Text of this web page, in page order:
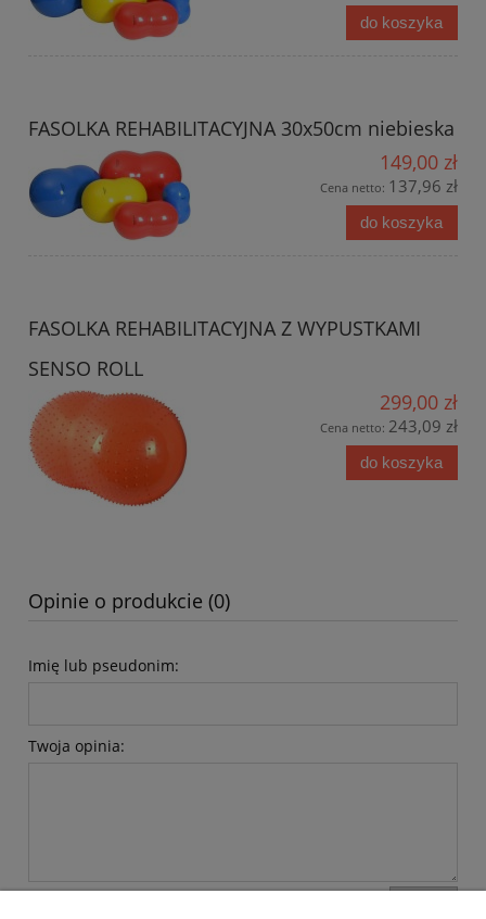
do koszyka
FASOLKA REHABILITACYJNA 30x50cm niebieska
149,00 zł
Cena netto: 137,96 zł
do koszyka
FASOLKA REHABILITACYJNA Z WYPUSTKAMI
SENSO ROLL
299,00 zł
Cena netto: 243,09 zł
do koszyka
Opinie o produkcie (0)
Imię lub pseudonim:
Twoja opinia: